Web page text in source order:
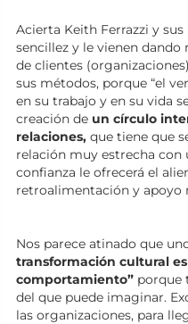
Acierta Keith Ferrazzi y
sencillez y le vienen dando
de clientes
sus métodos, porque “el
en su trabajo y en su vida
creación de un círculo
relaciones, que tiene que
relación muy estrecha con
confianza le ofrecerá el
retroalimentación y apoyo
Nos parece atinado que
transformación cultural
comportamiento” porque
del que puede imaginar.
las organizaciones, para